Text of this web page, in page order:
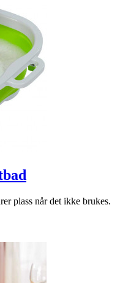
plass når det ikke brukes.